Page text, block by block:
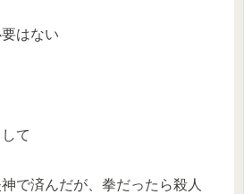
はない
て
で済んだが、拳だったら殺人